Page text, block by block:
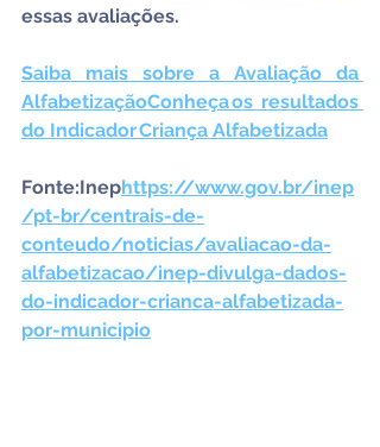
essas avaliações.
Saiba mais sobre a Avaliação da
AlfabetizaçãoConheça os resultados
do Indicador Criança Alfabetizada
Fonte:Inephttps://www.gov.br/inep
/pt-br/centrais-de-
conteudo/noticias/avaliacao-da-
alfabetizacao/inep-divulga-dados-
do-indicador-crianca-alfabetizada-
por-municipio